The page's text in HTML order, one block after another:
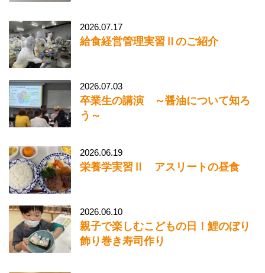
2026.07.17
給食経営管理実習Ⅱのご紹介
2026.07.03
卒業生の講演 ～醤油について知ろ
う～
2026.06.19
栄養学実習Ⅱ アスリートの昼食
2026.06.10
親子で楽しむこどもの日！鯉のぼり
飾り巻き寿司作り